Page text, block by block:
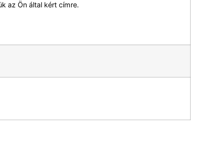
az Ön által kért címre.